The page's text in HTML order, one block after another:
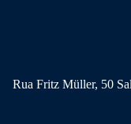
Rua Fritz Müller, 50